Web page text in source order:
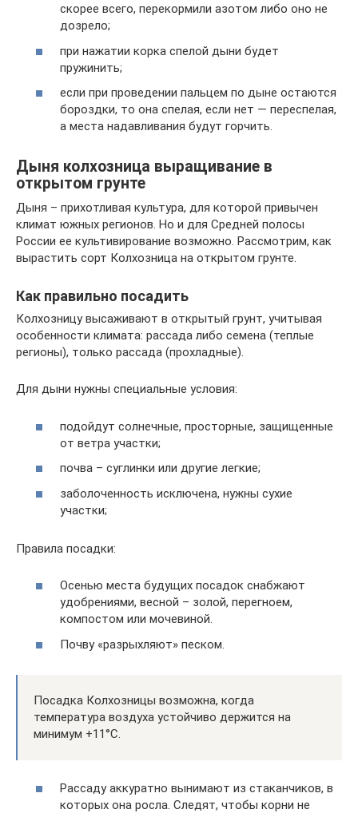
скорее всего, перекормили азотом либо оно не
дозрело;
при нажатии корка спелой дыни будет
пружинить;
если при проведении пальцем по дыне остаются
бороздки, то она спелая, если нет — переспелая,
а места надавливания будут горчить.
Дыня колхозница выращивание в
открытом грунте
Дыня – прихотливая культура, для которой привычен
климат южных регионов. Но и для Средней полосы
России ее культивирование возможно. Рассмотрим, как
вырастить сорт Колхозница на открытом грунте.
Как правильно посадить
Колхозницу высаживают в открытый грунт, учитывая
особенности климата: рассада либо семена (теплые
регионы), только рассада (прохладные).
Для дыни нужны специальные условия:
подойдут солнечные, просторные, защищенные
от ветра участки;
почва – суглинки или другие легкие;
заболоченность исключена, нужны сухие
участки;
Правила посадки:
Осенью места будущих посадок снабжают
удобрениями, весной – золой, перегноем,
компостом или мочевиной.
Почву «разрыхляют» песком.
Посадка Колхозницы возможна, когда
температура воздуха устойчиво держится на
минимум +11°C.
Рассаду аккуратно вынимают из стаканчиков, в
которых она росла. Следят, чтобы корни не